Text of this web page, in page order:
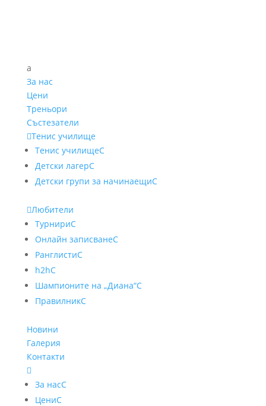
a
За нас
Цени
Треньори
Състезатели
Тенис училище
Тенис училищеC
Детски лагерC
Детски групи за начинаещиC
Любители
ТурнириC
Онлайн записванеC
РанглистиC
h2hC
Шампионите на „Диана“C
ПравилникC
Новини
Галерия
Контакти

За насC
ЦениC